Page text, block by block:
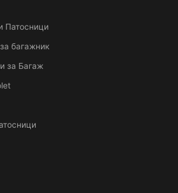
Патосници
багажник
за Багаж